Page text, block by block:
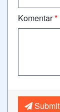
Komentar*
Submit